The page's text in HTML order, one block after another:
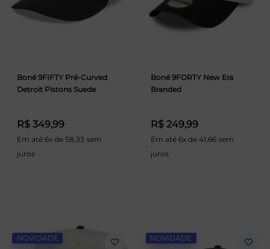
Boné 9FIFTY Pré-Curved
Detroit Pistons Suede
R$ 349,99
Em até 6x de 58,33 sem
juros
Boné 9FORTY New Era
Branded
R$ 249,99
Em até 6x de 41,66 sem
juros
NOVIDADE NOVIDADE